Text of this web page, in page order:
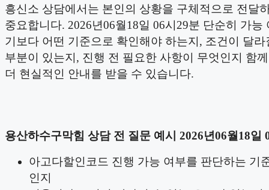
흥신소 상담에서는 본인의 상황을 구체적으로 전달
중요합니다. 2026년06월18일 06시29분 단순히 가능
기보다 어떤 기준으로 확인해야 하는지, 조건이 달라
부분이 있는지, 진행 전 필요한 사항이 무엇인지 함
더 현실적인 안내를 받을 수 있습니다.
용산하수구막힘 상담 전 질문 예시 2026년06월18일
아고다할인코드 진행 가능 여부를 판단하는 기
인지